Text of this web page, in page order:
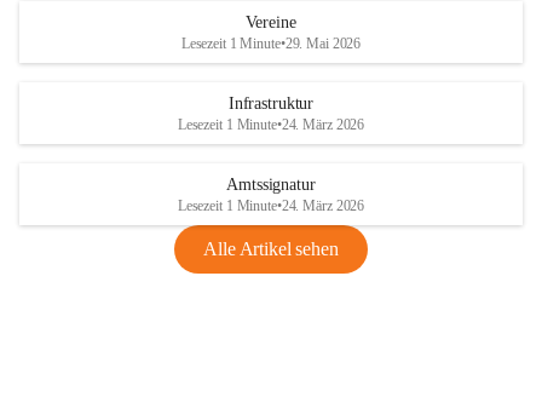
Vereine
Lesezeit 1 Minute•29. Mai 2026
Infrastruktur
Lesezeit 1 Minute•24. März 2026
Amtssignatur
Lesezeit 1 Minute•24. März 2026
Alle Artikel sehen